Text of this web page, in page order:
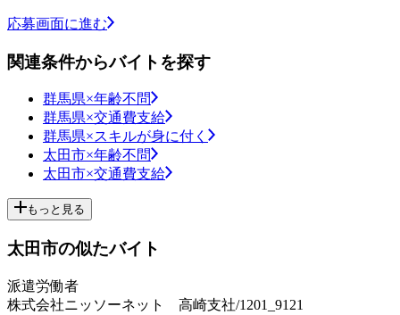
応募画面に進む
関連条件からバイトを探す
群馬県×年齢不問
群馬県×交通費支給
群馬県×スキルが身に付く
太田市×年齢不問
太田市×交通費支給
もっと見る
太田市の似たバイト
派遣労働者
株式会社ニッソーネット 高崎支社/1201_9121